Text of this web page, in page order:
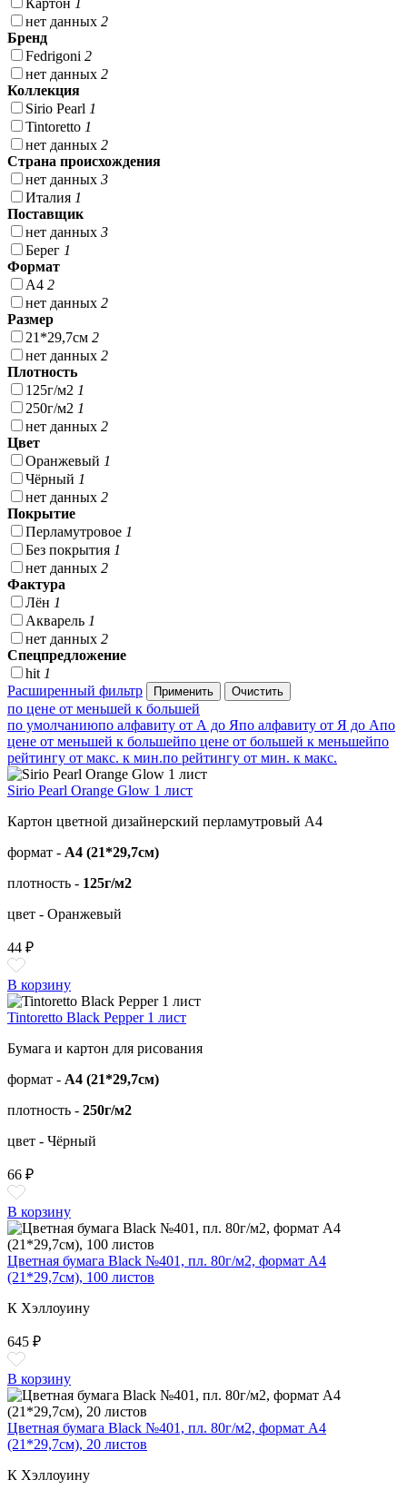
Картон 1
нет данных 2
Бренд
Fedrigoni 2
нет данных 2
Коллекция
Sirio Pearl 1
Tintoretto 1
нет данных 2
Страна происхождения
нет данных 3
Италия 1
Поставщик
нет данных 3
Берег 1
Формат
А4 2
нет данных 2
Размер
21*29,7см 2
нет данных 2
Плотность
125г/м2 1
250г/м2 1
нет данных 2
Цвет
Оранжевый 1
Чёрный 1
нет данных 2
Покрытие
Перламутровое 1
Без покрытия 1
нет данных 2
Фактура
Лён 1
Акварель 1
нет данных 2
Спецпредложение
hit 1
Расширенный фильтр
по цене от меньшей к большей
по умолчаниюпо алфавиту от А до Япо алфавиту от Я до Апо
цене от меньшей к большейпо цене от большей к меньшейпо
рейтингу от макс. к мин.по рейтингу от мин. к макс.
Sirio Pearl Orange Glow 1 лист
Картон цветной дизайнерский перламутровый А4
формат - А4 (21*29,7см)
плотность - 125г/м2
цвет - Оранжевый
44 ₽
В корзину
Tintoretto Black Pepper 1 лист
Бумага и картон для рисования
формат - А4 (21*29,7см)
плотность - 250г/м2
цвет - Чёрный
66 ₽
В корзину
Цветная бумага Black №401, пл. 80г/м2, формат А4
(21*29,7см), 100 листов
К Хэллоуину
645 ₽
В корзину
Цветная бумага Black №401, пл. 80г/м2, формат А4
(21*29,7см), 20 листов
К Хэллоуину